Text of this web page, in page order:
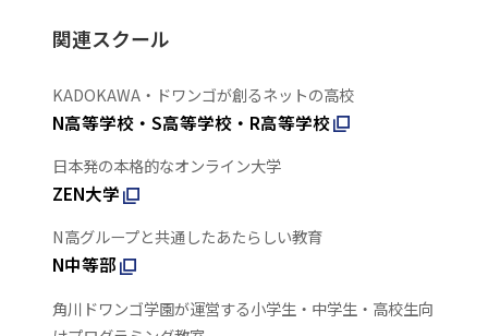
関連スクール
KADOKAWA・ドワンゴが創るネットの高校
N高等学校・S高等学校・R高等学校
日本発の本格的なオンライン大学
ZEN大学
N高グループと共通したあたらしい教育
N中等部
角川ドワンゴ学園が運営する小学生・中学生・高校生向